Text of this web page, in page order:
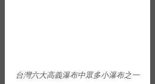
台灣六大高義瀑布中眾多小瀑布之一